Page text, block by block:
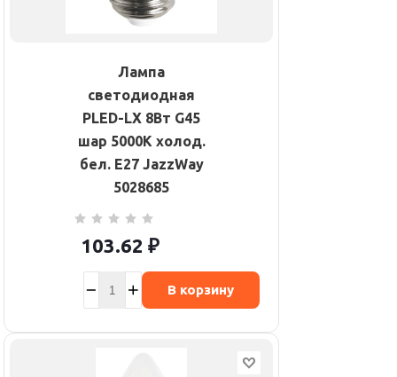
Лампа
светодиодная
PLED-LX 8Вт G45
шар 5000К холод.
бел. E27 JazzWay
5028685
103.62 ₽
В корзину